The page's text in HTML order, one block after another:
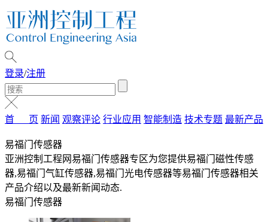
登录/注册
首 页 新闻 观察评论 行业应用 智能制造 技术专题 最新产品
易福门传感器
亚洲控制工程网易福门传感器专区为您提供易福门磁性传感
器,易福门气缸传感器,易福门光电传感器等易福门传感器相关
产品介绍以及最新新闻动态.
易福门传感器